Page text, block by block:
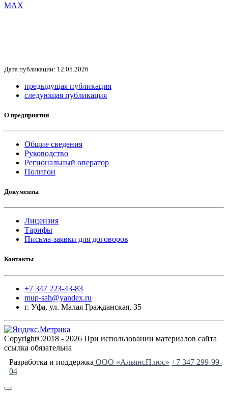
МАХ
Дата публикации: 12.05.2026
предыдущая публикация
следующая публикация
О предприятии
Общие сведения
Руководство
Региональный оператор
Полигон
Документы
Лицензия
Тарифы
Письма-заявки для договоров
Контакты
+7 347 223-43-83
mup-sah@yandex.ru
г. Уфа, ул. Малая Гражданская, 35
Copyright©2018 - 2026 При использовании материалов сайта
ссылка обязательна
Разработка и поддержка ООО «АльянсПлюс» +7 347 299-99-
04